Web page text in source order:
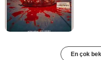
En çok